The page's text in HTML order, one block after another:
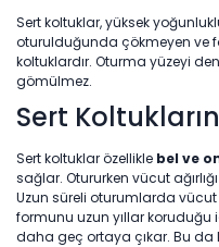
Sert koltuklar, yüksek
oturulduğunda çökmeyen ve
koltuklardır. Oturma yüzeyi
gömülmez.
Sert
Sert koltuklar özellikle bel ve
sağlar. Otururken vücut
Uzun süreli oturumlarda
formunu uzun yıllar koruduğu
daha geç ortaya çıkar. Bu da